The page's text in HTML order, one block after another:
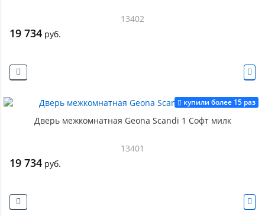
13402
19 734 руб.
купили более 15 раз
Дверь межкомнатная Geona Scandi 1 Софт милк
13401
19 734 руб.